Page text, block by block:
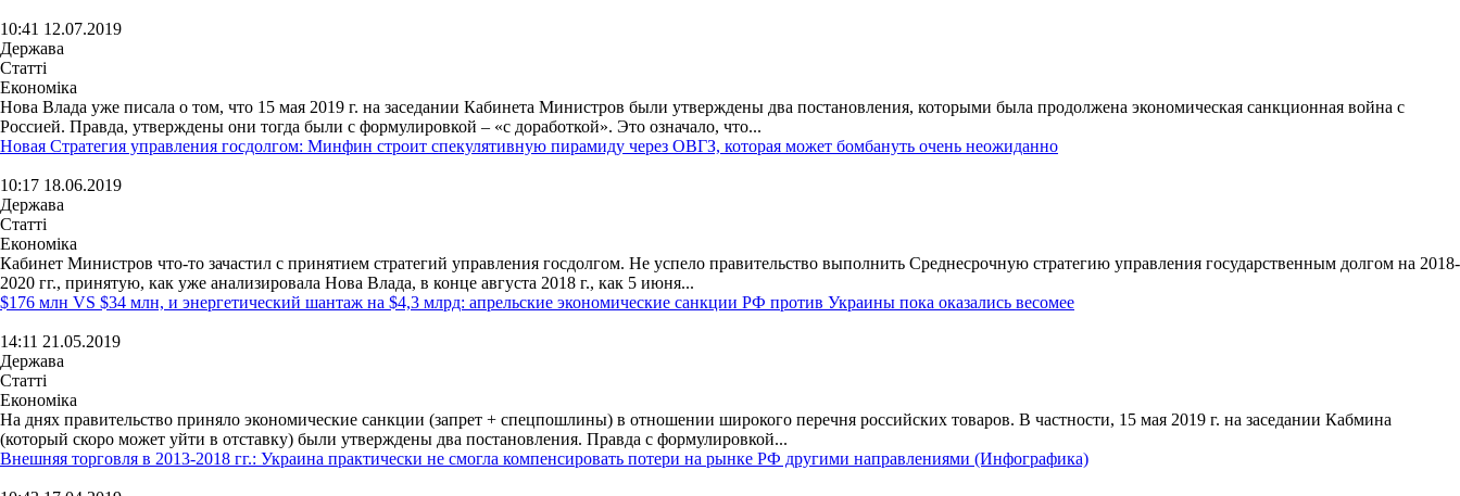
10:41 12.07.2019
Держава
Статті
Економіка
Нова Влада уже писала о том, что 15 мая 2019 г. на заседании Кабинета Министров были утверждены два постановления, которыми была продолжена экономическая санкционная война с
Россией. Правда, утверждены они тогда были с формулировкой – «с доработкой». Это означало, что...
Новая Стратегия управления госдолгом: Минфин строит спекулятивную пирамиду через ОВГЗ, которая может бомбануть очень неожиданно
10:17 18.06.2019
Держава
Статті
Економіка
Кабинет Министров что-то зачастил с принятием стратегий управления госдолгом. Не успело правительство выполнить Среднесрочную стратегию управления государственным долгом на 2018-
2020 гг., принятую, как уже анализировала Нова Влада, в конце августа 2018 г., как 5 июня...
$176 млн VS $34 млн, и энергетический шантаж на $4,3 млрд: апрельские экономические санкции РФ против Украины пока оказались весомее
14:11 21.05.2019
Держава
Статті
Економіка
На днях правительство приняло экономические санкции (запрет + спецпошлины) в отношении широкого перечня российских товаров. В частности, 15 мая 2019 г. на заседании Кабмина
(который скоро может уйти в отставку) были утверждены два постановления. Правда с формулировкой...
Внешняя торговля в 2013-2018 гг.: Украина практически не смогла компенсировать потери на рынке РФ другими направлениями (Инфографика)